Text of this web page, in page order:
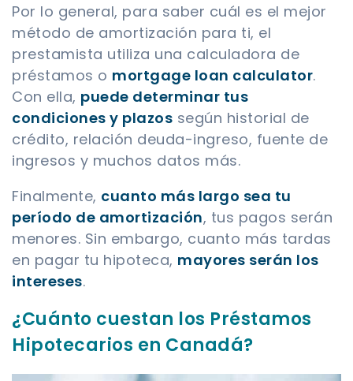
Por lo general, para saber cuál es el mejor
método de amortización para ti, el
prestamista utiliza una calculadora de
préstamos o mortgage loan calculator.
Con ella, puede determinar tus
condiciones y plazos según historial de
crédito, relación deuda-ingreso, fuente de
ingresos y muchos datos más.
Finalmente, cuanto más largo sea tu
período de amortización, tus pagos serán
menores. Sin embargo, cuanto más tardas
en pagar tu hipoteca, mayores serán los
intereses.
¿Cuánto cuestan los Préstamos
Hipotecarios en Canadá?